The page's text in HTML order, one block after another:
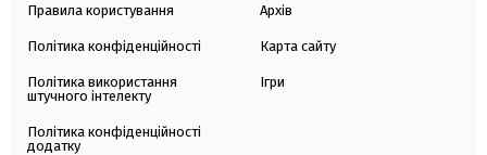
Правила користування
Політика конфіденційності
Політика використання
штучного інтелекту
Політика конфіденційності
додатку
Архів
Карта сайту
Ігри